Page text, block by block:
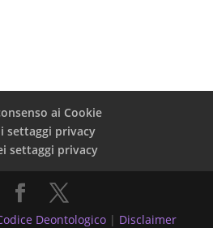
ai Cookie
settaggi privacy
settaggi privacy
Deontologico | Disclaimer